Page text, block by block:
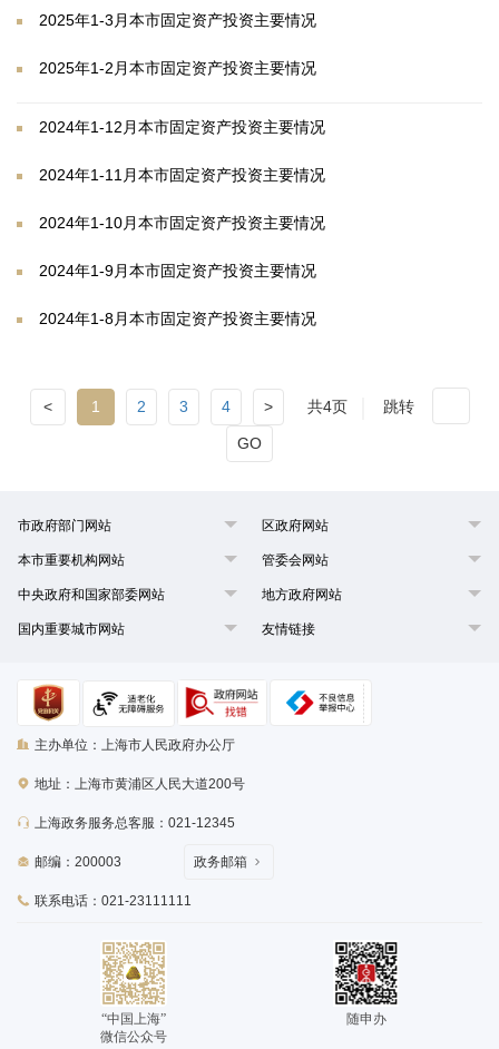
2025年1-3月本市固定资产投资主要情况
2025年1-2月本市固定资产投资主要情况
2024年1-12月本市固定资产投资主要情况
2024年1-11月本市固定资产投资主要情况
2024年1-10月本市固定资产投资主要情况
2024年1-9月本市固定资产投资主要情况
2024年1-8月本市固定资产投资主要情况
< 1 2 3 4 > 共4页 跳转
GO
市政府部门网站 区政府网站
本市重要机构网站 管委会网站
中央政府和国家部委网站 地方政府网站
国内重要城市网站 友情链接
主办单位：上海市人民政府办公厅
地址：上海市黄浦区人民大道200号
上海政务服务总客服：021-12345
邮编：200003
联系电话：021-23111111
政务邮箱
“中国上海”
微信公众号
随申办